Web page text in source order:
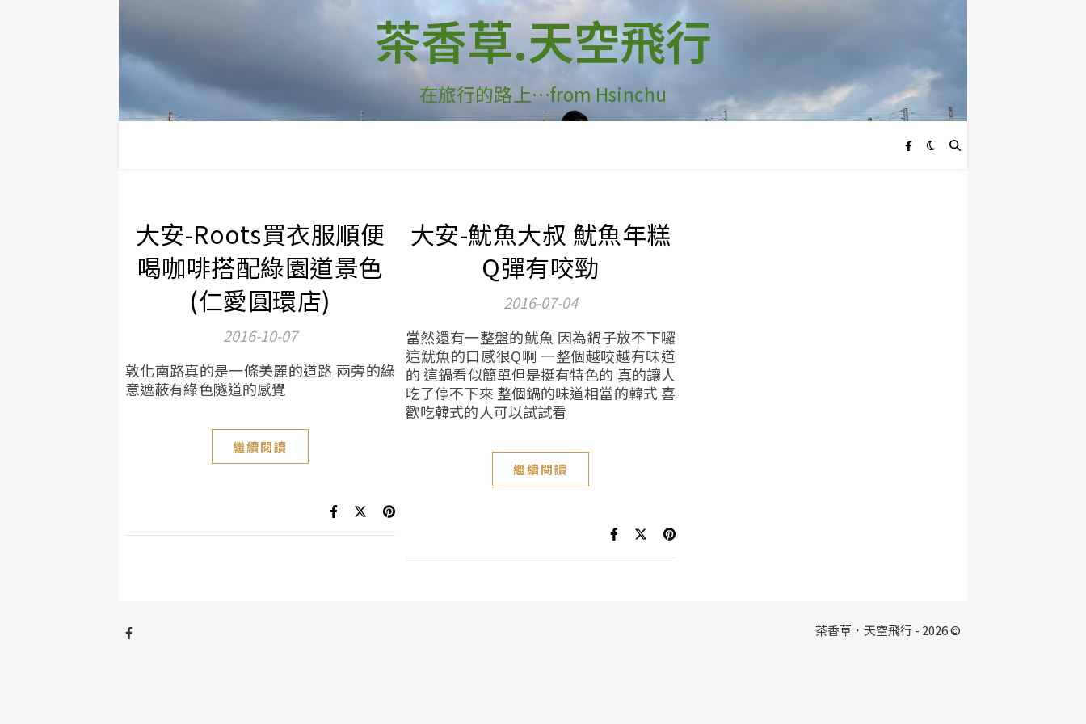
茶香草.天空飛行
在旅行的路上…from Hsinchu
大安-Roots買衣服順便
喝咖啡搭配綠園道景色
(仁愛圓環店)
2016-10-07
敦化南路真的是一條美麗的道路 兩旁的綠
意遮蔽有綠色隧道的感覺
繼續閱讀
大安-魷魚大叔 魷魚年糕
Q彈有咬勁
2016-07-04
當然還有一整盤的魷魚 因為鍋子放不下囉
這魷魚的口感很Q啊 一整個越咬越有味道
的 這鍋看似簡單但是挺有特色的 真的讓人
吃了停不下來 整個鍋的味道相當的韓式 喜
歡吃韓式的人可以試試看
繼續閱讀
茶香草．天空飛行 - 2026 ©